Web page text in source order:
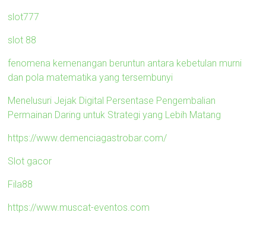
slot777
slot 88
fenomena kemenangan beruntun antara kebetulan murni
dan pola matematika yang tersembunyi
Menelusuri Jejak Digital Persentase Pengembalian
Permainan Daring untuk Strategi yang Lebih Matang
https://www.demenciagastrobar.com/
Slot gacor
Fila88
https://www.muscat-eventos.com